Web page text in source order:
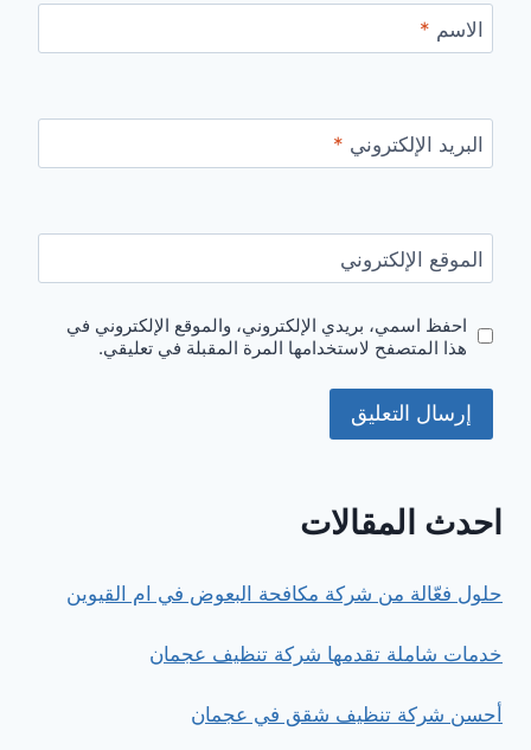
الاسم *
البريد الإلكتروني *
الموقع الإلكتروني
احفظ اسمي، بريدي الإلكتروني، والموقع الإلكتروني في
هذا المتصفح لاستخدامها المرة المقبلة في تعليقي.
احدث المقالات
حلول فعّالة من شركة مكافحة البعوض في ام القيوين
خدمات شاملة تقدمها شركة تنظيف عجمان
أحسن شركة تنظيف شقق في عجمان